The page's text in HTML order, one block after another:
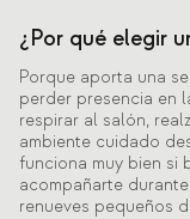
¿Por qué elegir
Porque aporta una
perder presencia en
respirar al salón,
ambiente cuidado
funciona muy bien si
acompañarte
renueves pequeños